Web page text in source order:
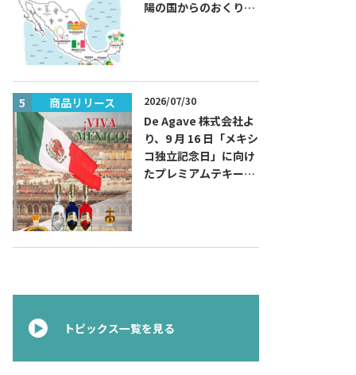
陽の国からのおくりも
商品リリース 2026/07/30
De Agave 株式会社よ
り、9 月 16 日「メキシ
コ独立記念日」に向け
たプレミアムテキーラ
トピックス一覧を見る